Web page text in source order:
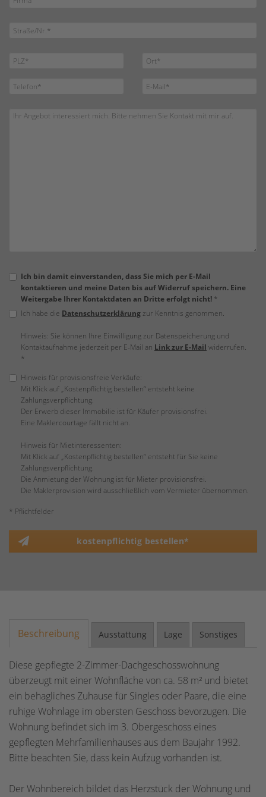
Ich bin damit einverstanden, dass Sie mich per E-Mail
kontaktieren und meine Daten bis auf Widerruf speichern. Eine
Weitergabe Ihrer Kontaktdaten an Dritte erfolgt nicht! *
Ich habe die Datenschutzerklärung zur Kenntnis genommen.
Hinweis: Sie können Ihre Einwilligung zur Datenspeicherung und
Kontaktaufnahme jederzeit per E-Mail an Link zur E-Mail widerrufen.
*
Hinweis für provisionsfreie Verkäufe:
Mit Klick auf „Kostenpflichtig bestellen“ entsteht keine
Zahlungsverpflichtung.
Der Erwerb dieser Immobilie ist für Käufer provisionsfrei.
Eine Maklercourtage fällt nicht an.
Hinweis für Mietinteressenten:
Mit Klick auf „Kostenpflichtig bestellen“ entsteht für Sie keine
Zahlungsverpflichtung.
Die Anmietung der Wohnung ist für Mieter provisionsfrei.
Die Maklerprovision wird ausschließlich vom Vermieter übernommen.
* Pflichtfelder
kostenpflichtig bestellen*
Beschreibung Ausstattung Lage Sonstiges
Diese gepflegte 2-Zimmer-Dachgeschosswohnung
überzeugt mit einer Wohnfläche von ca. 58 m² und bietet
ein behagliches Zuhause für Singles oder Paare, die eine
ruhige Wohnlage im obersten Geschoss bevorzugen. Die
Wohnung befindet sich im 3. Obergeschoss eines
gepflegten Mehrfamilienhauses aus dem Baujahr 1992.
Bitte beachten Sie, dass kein Aufzug vorhanden ist.
Der Wohnbereich bildet das Herzstück der Wohnung und